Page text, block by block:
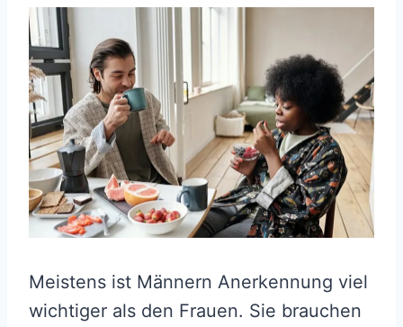
Meistens ist Männern Anerkennung viel
wichtiger als den Frauen. Sie brauchen